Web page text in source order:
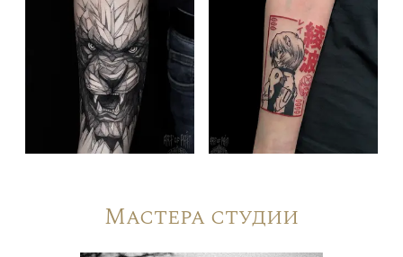
Мастера студии